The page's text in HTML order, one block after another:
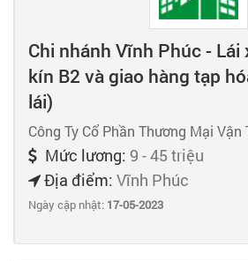
Chi nhánh Vĩnh Phúc - Lái
kín B2 và giao hàng tạp
lái)
Công Ty Cổ Phần Thương Mại Vận
Mức lương: 9 - 45 triệu
Địa điểm: Vĩnh Phúc
Ngày cập nhật: 17-05-2023